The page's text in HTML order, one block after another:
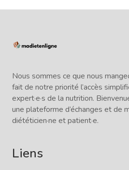
Nous sommes ce que nous
fait de notre priorité l’accès
expert·e·s de la nutrition.
une plateforme d’échanges et de
diététicien·ne et patient·e.
Liens